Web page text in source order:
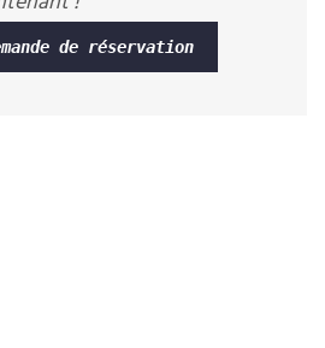
de réservation